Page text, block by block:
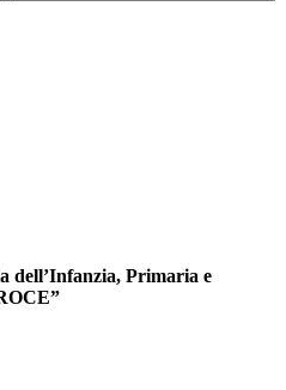
dell’Infanzia, Primaria e